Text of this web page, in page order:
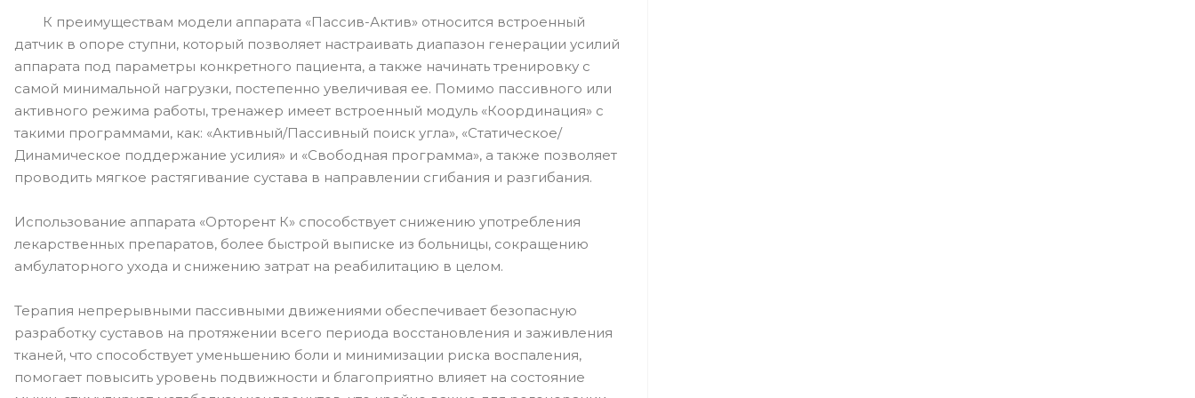
К преимуществам модели аппарата «Пассив-Актив» относится встроенный
датчик в опоре ступни, который позволяет настраивать диапазон генерации усилий
аппарата под параметры конкретного пациента, а также начинать тренировку с
самой минимальной нагрузки, постепенно увеличивая ее. Помимо пассивного или
активного режима работы, тренажер имеет встроенный модуль «Координация» с
такими программами, как: «Активный/Пассивный поиск угла», «Статическое/
Динамическое поддержание усилия» и «Свободная программа», а также позволяет
проводить мягкое растягивание сустава в направлении сгибания и разгибания.
Использование аппарата «Орторент К» способствует снижению употребления
лекарственных препаратов, более быстрой выписке из больницы, сокращению
амбулаторного ухода и снижению затрат на реабилитацию в целом.
Терапия непрерывными пассивными движениями обеспечивает безопасную
разработку суставов на протяжении всего периода восстановления и заживления
тканей, что способствует уменьшению боли и минимизации риска воспаления,
помогает повысить уровень подвижности и благоприятно влияет на состояние